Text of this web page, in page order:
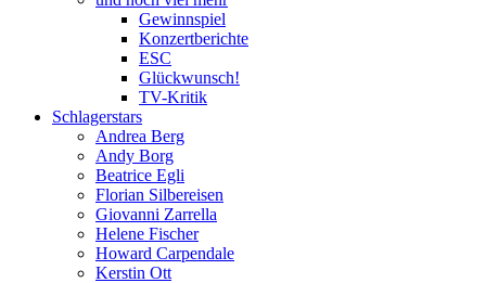
Gewinnspiel
Konzertberichte
ESC
Glückwunsch!
TV-Kritik
Schlagerstars
Andrea Berg
Andy Borg
Beatrice Egli
Florian Silbereisen
Giovanni Zarrella
Helene Fischer
Howard Carpendale
Kerstin Ott